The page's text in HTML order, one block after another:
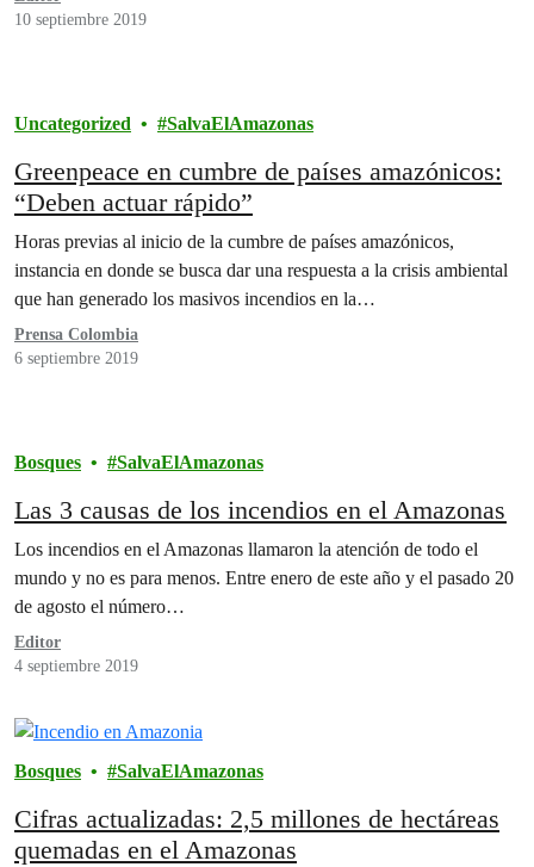
10 septiembre 2019
Uncategorized SalvaElAmazonas
Greenpeace en cumbre de países amazónicos:
“Deben actuar rápido”
Horas previas al inicio de la cumbre de países amazónicos,
instancia en donde se busca dar una respuesta a la crisis ambiental
que han generado los masivos incendios en la…
Prensa Colombia
6 septiembre 2019
Bosques SalvaElAmazonas
Las 3 causas de los incendios en el Amazonas
Los incendios en el Amazonas llamaron la atención de todo el
mundo y no es para menos. Entre enero de este año y el pasado 20
de agosto el número…
Editor
4 septiembre 2019
Bosques SalvaElAmazonas
Cifras actualizadas: 2,5 millones de hectáreas
quemadas en el Amazonas